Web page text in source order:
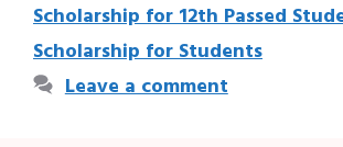
Scholarship for 12th Passed
Scholarship for Students
Leave a comment